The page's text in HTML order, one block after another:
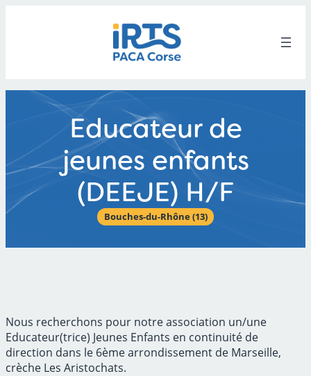
Educateur de
jeunes enfants
(DEEJE) H/F
Bouches-du-Rhône (13)
Nous recherchons pour notre association un/une
Educateur(trice) Jeunes Enfants en continuité de
direction dans le 6ème arrondissement de Marseille,
crèche Les Aristochats.